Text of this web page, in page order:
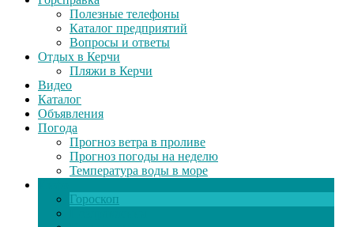
Полезные телефоны
Каталог предприятий
Вопросы и ответы
Отдых в Керчи
Пляжи в Керчи
Видео
Каталог
Объявления
Погода
Прогноз ветра в проливе
Прогноз погоды на неделю
Температура воды в море
Гороскоп